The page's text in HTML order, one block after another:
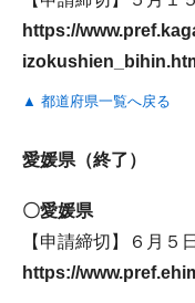
https://
▲ 都道府県一覧へ戻る
愛媛県（終了）
〇愛媛県
【申請締切】６月５
https://